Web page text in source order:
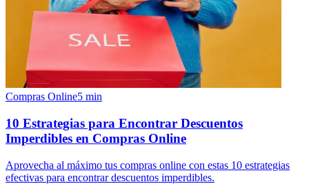
Compras Online5 min
10 Estrategias para Encontrar Descuentos
Imperdibles en Compras Online
Aprovecha al máximo tus compras online con estas 10 estrategias
efectivas para encontrar descuentos imperdibles.